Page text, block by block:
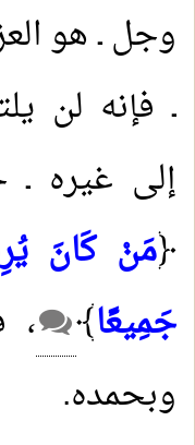
وجل ـ هو
ـ فإنه لن
إلى غيره
﴿مَنْ كَانَ
جَمِيعًا﴾
،
وبحمده.